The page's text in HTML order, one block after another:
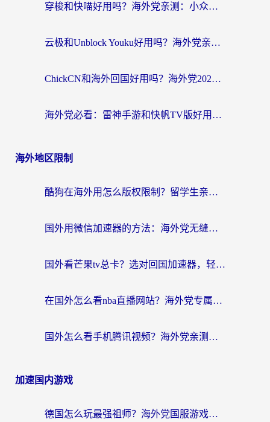
穿梭和快喵好用吗？海外党亲测：小众加速器对比+番茄加速器深度体验
云极和Unblock Youku好用吗？海外党亲测+2026回国加速器避坑指南
ChickCN和海外回国好用吗？海外党2026亲测：从手游到影音，选对加速器的3个关键
海外党必看：雷神手游和快帆TV版好用吗？3步选对回国加速器不踩坑
海外地区限制
酷狗在海外用怎么版权限制？留学生亲测：3步解决听国内音乐难题
国外用微信加速器的方法：海外党无缝连接国内生活的实用指南
国外看芒果tv总卡？选对回国加速器，轻松追《浪姐》不费劲
在国外怎么看nba直播网站？海外党专属体育观赛指南，告别地区限制！
国外怎么看手机腾讯视频？海外党亲测有效的追剧加速器选择指南
加速国内游戏
德国怎么玩最强祖师？海外党国服游戏加速器选择全攻略（附宝可梦Online实测）